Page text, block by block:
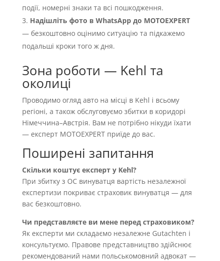
події, номерні знаки та всі пошкодження.
Надішліть фото в WhatsApp до MOTOEXPERT
— безкоштовно оцінимо ситуацію та підкажемо
подальші кроки того ж дня.
Зона роботи — Kehl та
околиці
Проводимо огляд авто на місці в Kehl і всьому
регіоні, а також обслуговуємо збитки в коридорі
Німеччина–Австрія. Вам не потрібно нікуди їхати
— експерт MOTOEXPERT приїде до вас.
Поширені запитання
Скільки коштує експерт у Kehl?
При збитку з OC винуватця вартість незалежної
експертизи покриває страховик винуватця — для
вас безкоштовно.
Чи представляєте ви мене перед страховиком?
Як експерти ми складаємо незалежне Gutachten і
консультуємо. Правове представництво здійснює
рекомендований нами польськомовний адвокат —